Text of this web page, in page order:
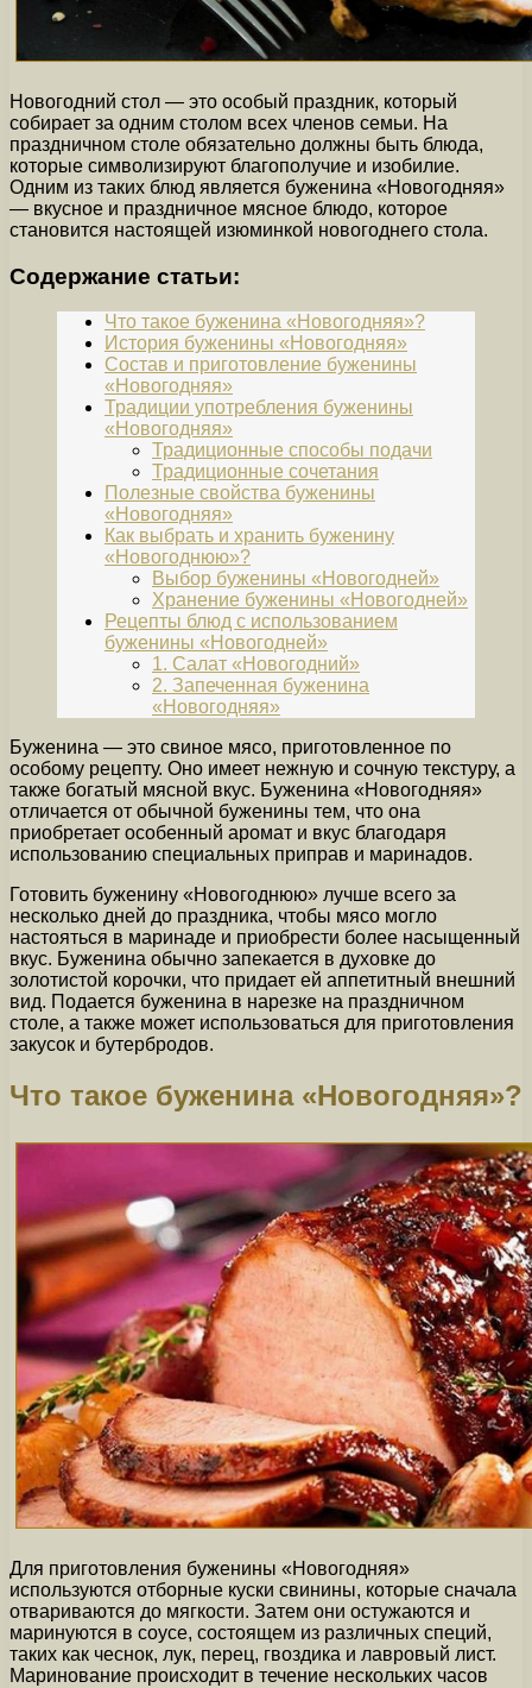
Новогодний стол — это особый праздник, который
собирает за одним столом всех членов семьи. На
праздничном столе обязательно должны быть блюда,
которые символизируют благополучие и изобилие.
Одним из таких блюд является буженина «Новогодняя»
— вкусное и праздничное мясное блюдо, которое
становится настоящей изюминкой новогоднего стола.
Содержание статьи:
Что такое буженина «Новогодняя»?
История буженины «Новогодняя»
Состав и приготовление буженины
«Новогодняя»
Традиции употребления буженины
«Новогодняя»
Традиционные способы подачи
Традиционные сочетания
Полезные свойства буженины
«Новогодняя»
Как выбрать и хранить буженину
«Новогоднюю»?
Выбор буженины «Новогодней»
Хранение буженины «Новогодней»
Рецепты блюд с использованием
буженины «Новогодней»
1. Салат «Новогодний»
2. Запеченная буженина
«Новогодняя»
Буженина — это свиное мясо, приготовленное по
особому рецепту. Оно имеет нежную и сочную текстуру, а
также богатый мясной вкус. Буженина «Новогодняя»
отличается от обычной буженины тем, что она
приобретает особенный аромат и вкус благодаря
использованию специальных приправ и маринадов.
Готовить буженину «Новогоднюю» лучше всего за
несколько дней до праздника, чтобы мясо могло
настояться в маринаде и приобрести более насыщенный
вкус. Буженина обычно запекается в духовке до
золотистой корочки, что придает ей аппетитный внешний
вид. Подается буженина в нарезке на праздничном
столе, а также может использоваться для приготовления
закусок и бутербродов.
Что такое буженина «Новогодняя»?
Для приготовления буженины «Новогодняя»
используются отборные куски свинины, которые сначала
отвариваются до мягкости. Затем они остужаются и
маринуются в соусе, состоящем из различных специй,
таких как чеснок, лук, перец, гвоздика и лавровый лист.
Маринование происходит в течение нескольких часов